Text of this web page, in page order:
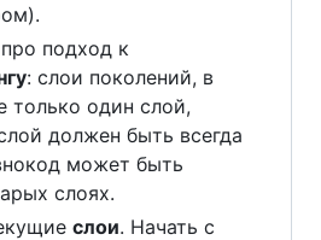
подход к
: слои поколений, в
только один слой,
должен быть всегда
может быть
слоях.
слои. Начать с